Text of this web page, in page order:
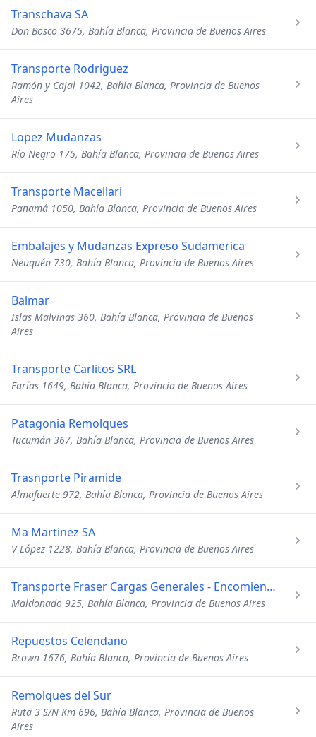
Transchava SA
Don Bosco 3675, Bahía Blanca, Provincia de Buenos Aires
Transporte Rodriguez
Ramón y Cajal 1042, Bahía Blanca, Provincia de Buenos
Aires
Lopez Mudanzas
Río Negro 175, Bahía Blanca, Provincia de Buenos Aires
Transporte Macellari
Panamá 1050, Bahía Blanca, Provincia de Buenos Aires
Embalajes y Mudanzas Expreso Sudamerica
Neuquén 730, Bahía Blanca, Provincia de Buenos Aires
Balmar
Islas Malvinas 360, Bahía Blanca, Provincia de Buenos
Aires
Transporte Carlitos SRL
Farías 1649, Bahía Blanca, Provincia de Buenos Aires
Patagonia Remolques
Tucumán 367, Bahía Blanca, Provincia de Buenos Aires
Trasnporte Piramide
Almafuerte 972, Bahía Blanca, Provincia de Buenos Aires
Ma Martinez SA
V López 1228, Bahía Blanca, Provincia de Buenos Aires
Transporte Fraser Cargas Generales - Encomiendas
Maldonado 925, Bahía Blanca, Provincia de Buenos Aires
Repuestos Celendano
Brown 1676, Bahía Blanca, Provincia de Buenos Aires
Remolques del Sur
Ruta 3 S/N Km 696, Bahía Blanca, Provincia de Buenos
Aires